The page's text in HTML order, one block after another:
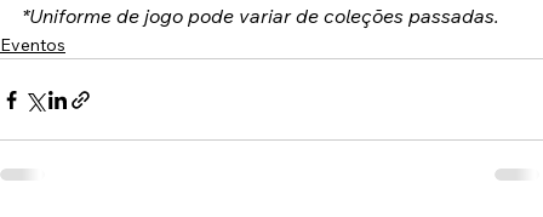
*Uniforme de jogo pode variar de coleções passadas.
Eventos